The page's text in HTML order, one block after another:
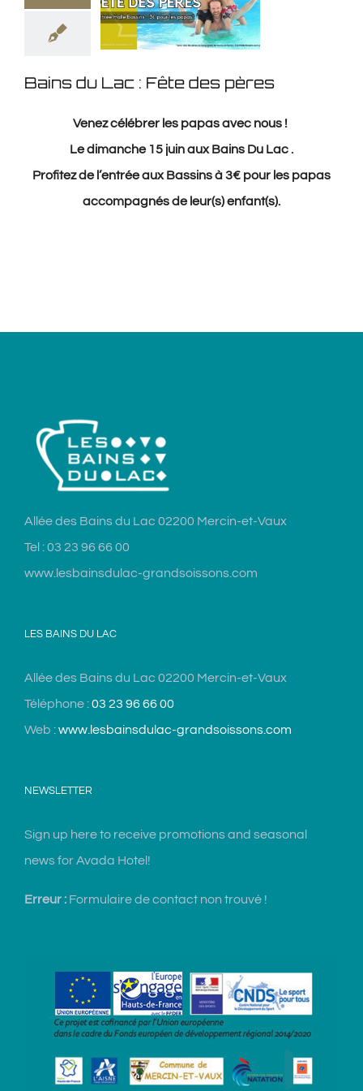
Bains du Lac : Fête des pères
Venez célébrer les papas avec nous !
Le dimanche 15 juin aux Bains Du Lac .
Profitez de l’entrée aux Bassins à 3€ pour les papas
accompagnés de leur(s) enfant(s).
Allée des Bains du Lac 02200 Mercin-et-Vaux
Tel : 03 23 96 66 00
www.lesbainsdulac-grandsoissons.com
LES BAINS DU LAC
Allée des Bains du Lac 02200 Mercin-et-Vaux
Téléphone :03 23 96 66 00
Web :www.lesbainsdulac-grandsoissons.com
NEWSLETTER
Sign up here to receive promotions and seasonal
news for Avada Hotel!
Erreur : Formulaire de contact non trouvé !